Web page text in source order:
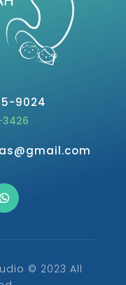
9024
© 2023 All